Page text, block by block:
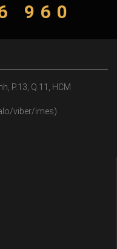
960
P.13, Q.11, HCM
viber/imes)